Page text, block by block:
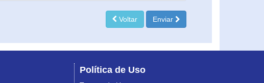
Voltar Enviar
Política de Uso